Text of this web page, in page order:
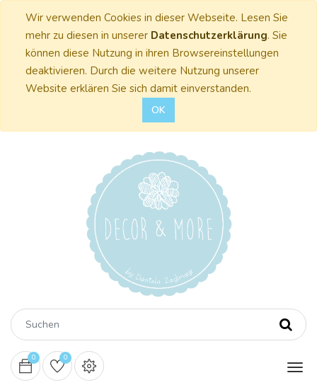
Wir verwenden Cookies in dieser Webseite. Lesen Sie
mehr zu diesen in unserer Datenschutzerklärung. Sie
können diese Nutzung in ihren Browsereinstellungen
deaktivieren. Durch die weitere Nutzung unserer
Website erklären Sie sich damit einverstanden.
OK
0 0